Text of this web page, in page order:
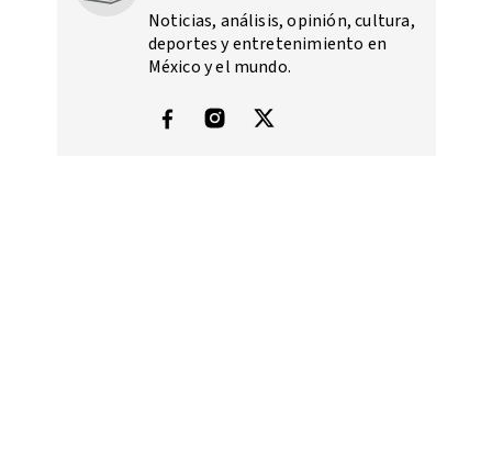
Noticias, análisis, opinión, cultura,
deportes y entretenimiento en
México y el mundo.